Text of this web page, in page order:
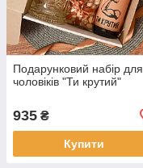
Подарунковий набір для
чоловіків "Ти крутий"
935 ₴
Купити